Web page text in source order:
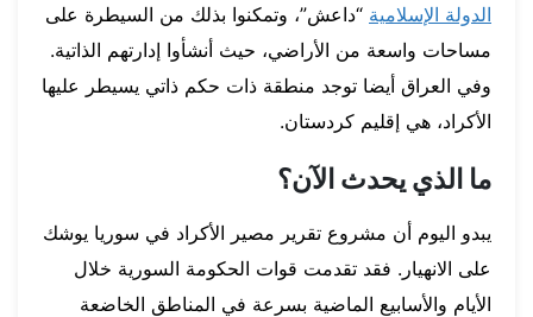
الدولة الإسلامية “داعش”، وتمكنوا بذلك من السيطرة على
مساحات واسعة من الأراضي، حيث أنشأوا إدارتهم الذاتية.
وفي العراق أيضا توجد منطقة ذات حكم ذاتي يسيطر عليها
الأكراد، هي إقليم كردستان.
ما الذي يحدث الآن؟
يبدو اليوم أن مشروع تقرير مصير الأكراد في سوريا يوشك
على الانهيار. فقد تقدمت قوات الحكومة السورية خلال
الأيام والأسابيع الماضية بسرعة في المناطق الخاضعة